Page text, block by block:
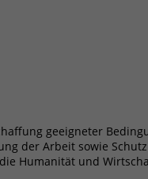
geeigneter
der Arbeit sowie
Humanität und
zu identifizieren.
unserem Server
externen